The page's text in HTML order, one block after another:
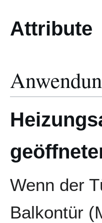
Attribute
Wenn der
Balkontür